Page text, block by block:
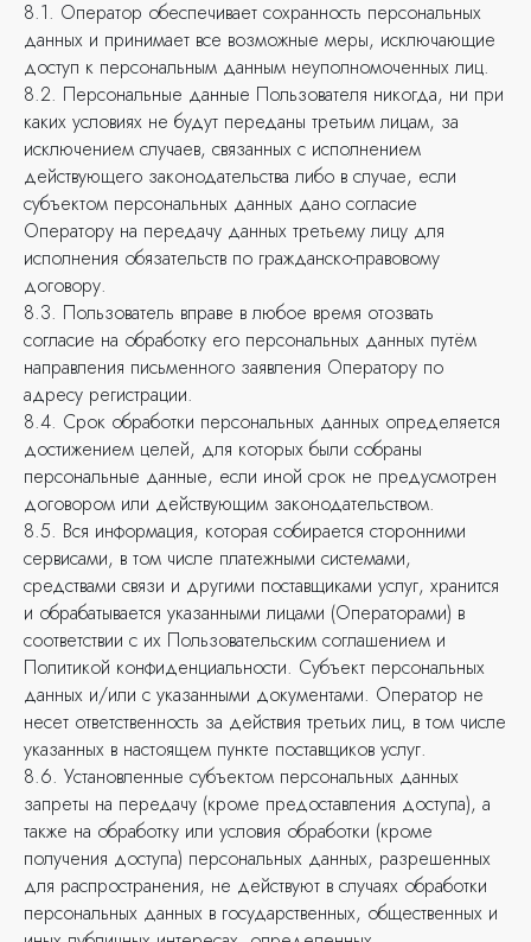
8.1. Оператор обеспечивает сохранность персональных
данных и принимает все возможные меры, исключающие
доступ к персональным данным неуполномоченных лиц.
8.2. Персональные данные Пользователя никогда, ни при
каких условиях не будут переданы третьим лицам, за
исключением случаев, связанных с исполнением
действующего законодательства либо в случае, если
субъектом персональных данных дано согласие
Оператору на передачу данных третьему лицу для
исполнения обязательств по гражданско-правовому
договору.
8.3. Пользователь вправе в любое время отозвать
согласие на обработку его персональных данных путём
направления письменного заявления Оператору по
адресу регистрации.
8.4. Срок обработки персональных данных определяется
достижением целей, для которых были собраны
персональные данные, если иной срок не предусмотрен
договором или действующим законодательством.
8.5. Вся информация, которая собирается сторонними
сервисами, в том числе платежными системами,
средствами связи и другими поставщиками услуг, хранится
и обрабатывается указанными лицами (Операторами) в
соответствии с их Пользовательским соглашением и
Политикой конфиденциальности. Субъект персональных
данных и/или с указанными документами. Оператор не
несет ответственность за действия третьих лиц, в том числе
указанных в настоящем пункте поставщиков услуг.
8.6. Установленные субъектом персональных данных
запреты на передачу (кроме предоставления доступа), а
также на обработку или условия обработки (кроме
получения доступа) персональных данных, разрешенных
для распространения, не действуют в случаях обработки
персональных данных в государственных, общественных и
Даю свое согласие на обработку
персональных данныхв соответствии с
Политикой конфиденциальности
Отправить
+7 (495) ХХХ-ХХ-ХХ
ул. Пролетариев
4/2
Санкт-Петербург
+7 (495) ХХХ-ХХ-ХХ
ул. Старыйподъезд 12, 16
Челябинск
+7 (351) 242-02-48
ул. Тополиная, 21
© 2024 Сайткрафт
Информация на сайте носит ознакомительный
характер и не является публичной офертой,
определяемой положениями статьи 437
Гражданского кодекса РФ
Политика конфиденциальности
Согласие на обработку персональных данных
Пользовательское соглашение
Политика Cookie
Согласие на рекламные рассылки